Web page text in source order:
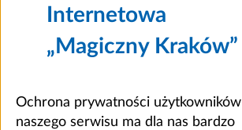
Internetowa
„Magiczny Kraków”
Ochrona prywatności użytkowników
naszego serwisu ma dla nas bardzo